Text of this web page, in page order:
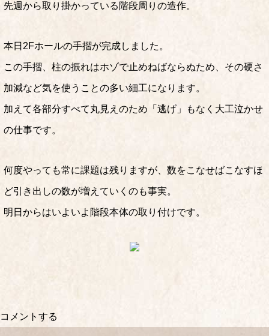
先週から取り掛かっている階段周りの造作。
本日2Fホールの手摺が完成しました。
この手摺、柱の振れはホゾで止めねばならぬため、その硬さ
加減など気を使うことの多い細工になります。
加えて各部分すべて丸見えのため「逃げ」もなく大工泣かせ
の仕事です。
何度やっても常に課題は残りますが、数をこなせばこなすほ
ど引き出しの数が増えていくのも事実。
明日からはいよいよ階段本体の取り付けです。
コメントする